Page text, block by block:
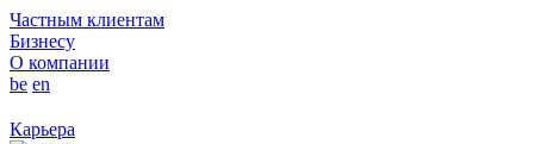
Частным клиентам
Бизнесу
О компании
be en
Карьера